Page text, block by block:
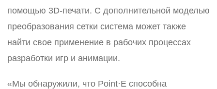
помощью 3D-печати. С дополнительной моделью
преобразования сетки система может также
найти свое применение в рабочих процессах
разработки игр и анимации.
«Мы обнаружили, что Point·E способна